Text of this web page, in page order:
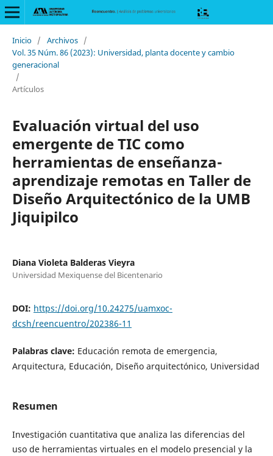
Inicio / Archivos /
Vol. 35 Núm. 86 (2023): Universidad, planta docente y cambio
generacional
/
Artículos
Evaluación virtual del uso
emergente de TIC como
herramientas de enseñanza-
aprendizaje remotas en Taller de
Diseño Arquitectónico de la UMB
Jiquipilco
Diana Violeta Balderas Vieyra
Universidad Mexiquense del Bicentenario
DOI: https://doi.org/10.24275/uamxoc-
dcsh/reencuentro/202386-11
Palabras clave: Educación remota de emergencia,
Arquitectura, Educación, Diseño arquitectónico, Universidad
Resumen
Investigación cuantitativa que analiza las diferencias del
uso de herramientas virtuales en el modelo presencial y la